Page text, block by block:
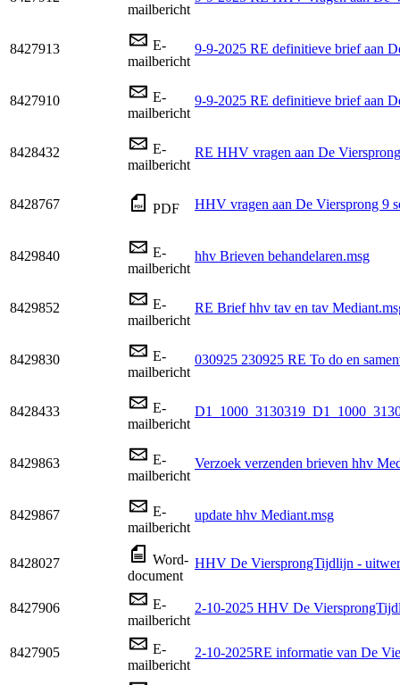
mailbericht
8427913
E-
mailbericht
9-9-2025 RE definitieve brief aan
8427910
E-
mailbericht
9-9-2025 RE definitieve brief aan
8428432
E-
mailbericht
RE HHV vragen aan De
8428767 PDF HHV vragen aan De Viersprong 9
8429840
E-
mailbericht
hhv Brieven behandelaren.msg
8429852
E-
mailbericht
RE Brief hhv tav en tav
8429830
E-
mailbericht
030925 230925 RE To do en
8428433
E-
mailbericht
8429863
E-
mailbericht
Verzoek verzenden brieven hhv
8429867
E-
mailbericht
update hhv Mediant.msg
8428027
Word-
document
HHV De ViersprongTijdlijn -
8427906
E-
mailbericht
2-10-2025 HHV De
8427905
E-
mailbericht
2-10-2025RE informatie van De